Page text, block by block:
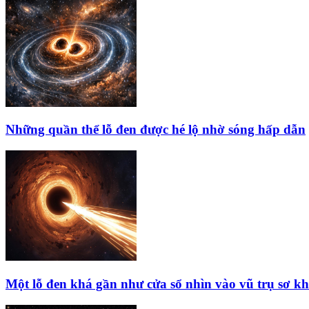
Những quần thể lỗ đen được hé lộ nhờ sóng hấp dẫn
Một lỗ đen khá gần như cửa sổ nhìn vào vũ trụ sơ